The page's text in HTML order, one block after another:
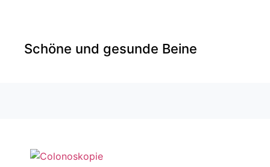
Schöne und gesunde Beine